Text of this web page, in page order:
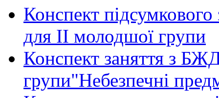
Конспект
для ІІ молодшої групи
Конспект заняття з
групи"Небезпечні